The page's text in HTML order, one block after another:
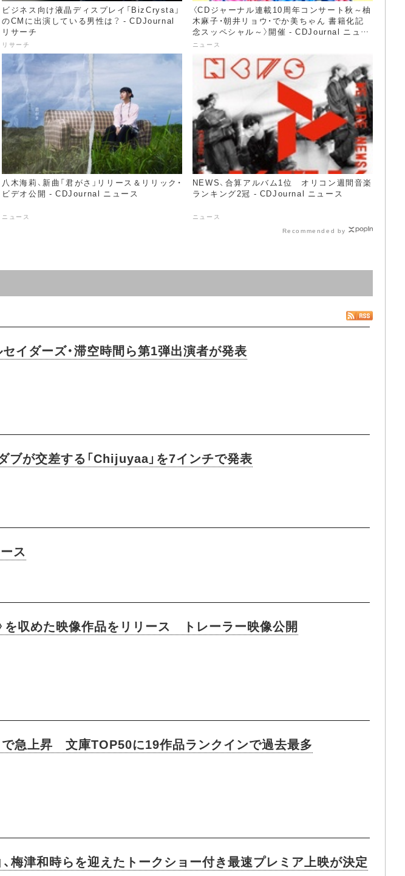
ビジネス向け液晶ディスプレイ「BizCrysta」
のCMに出演している男性は？ - CDJournal
リサーチ
リサーチ
〈CDジャーナル連載10周年コンサート秋～柚
木麻子・朝井リョウ・でか美ちゃん 書籍化記
念スッペシャル～〉開催 - CDJournal ニュー
ス
ニュース
八木海莉、新曲「君がさ」リリース＆リリック・
ビデオ公開 - CDJournal ニュース
ニュース
NEWS、合算アルバム1位​ オリコン週間音楽
ランキング2冠​ - CDJournal ニュース
ニュース
Recommended by
イダーズ・滞空時間ら第1弾出演者が発表
が交差する「Chijuyaa」を7インチで発表
ス
を収めた映像作品をリリース トレーラー映像公開
で急上昇​ 文庫TOP50に19作品ランクインで過去最多
梅津和時らを迎えたトークショー付き最速プレミア上映が決定